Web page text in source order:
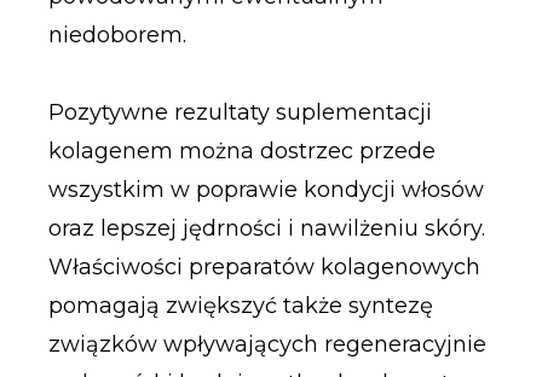
niedoborem.
Pozytywne rezultaty suplementacji
kolagenem można dostrzec przede
wszystkim w poprawie kondycji włosów
oraz lepszej jędrności i nawilżeniu skóry.
Właściwości preparatów kolagenowych
pomagają zwiększyć także syntezę
związków wpływających regeneracyjnie